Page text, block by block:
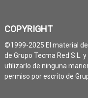
COPYRIGHT
©1999-2025 El material
de Grupo Tecma Red S.L.
utilizarlo de ninguna
permiso por escrito de